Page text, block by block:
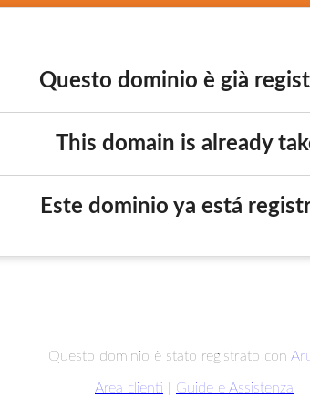
Questo dominio è già
This domain is already
Este dominio ya está
Questo dominio è stato registrato con
Area clienti Guide e Assistenza